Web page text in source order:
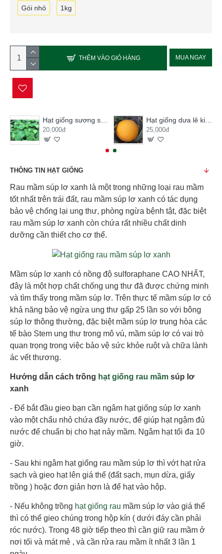
Gói nhỏ
1kg
THÊM VÀO GIỎ HÀNG MUA NGAY
Hạt giống sương sâm lông
20,000đ
Hạt giống dưa lê kim hoàng hậu
25,000đ
THÔNG TIN HẠT GIỐNG
Rau mầm súp lơ xanh là một trong những loại rau mầm
tốt nhất trên trái đất, rau mầm súp lơ xanh có tác dụng
bảo vệ chống lại ung thư, phòng ngừa bệnh tật, đặc biệt
rau mầm súp lơ xanh còn chứa rất nhiều chất dinh
dưỡng cần thiết cho cơ thể.
Mầm súp lơ xanh có nồng độ sulforaphane CAO NHẤT,
đây là một hợp chất chống ung thư đã được chứng minh
và tìm thấy trong mầm súp lơ. Trên thực tế mầm súp lơ có
khả năng bảo vệ ngừa ung thư gấp 25 lần so với bông
súp lơ thông thường, đặc biệt mầm súp lơ trung hòa các
tế bào Stem ung thư trong mô vú, mầm súp lơ có vai trò
quan trọng trong việc bảo vệ sức khỏe ruột và chữa lành
ác vết thương.
Hướng dẫn cách trồng hạt giống rau mầm súp lơ
xanh
- Để bắt đầu gieo bạn cần ngâm hạt giống súp lơ xanh
vào một chẩu nhỏ chứa đầy nước, để giúp hạt ngậm đủ
nước để chuẩn bị cho hạt nảy mầm. Ngâm hạt tối đa 10
giờ.
- Sau khi ngâm hạt giống rau mầm súp lơ thì vớt hạt rửa
sạch và gieo hạt lên giá thể (đất sạch, mụn dừa, giấy
trồng ) hoặc đơn giản hơn là để hạt vào hộp.
- Nếu không trồng hạt giống rau mầm súp lơ vào giá thể
thì có thể gieo chúng trong hộp kín ( dưới đáy cần phải
róc nước). Trong 48 giờ tiếp theo thì cần giữ rau mầm ở
nơi tối và mát mẻ , và cần rửa rau mầm ít nhất 3 lần 1